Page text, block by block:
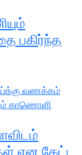
பகிர்ந்த
என கேட்ட